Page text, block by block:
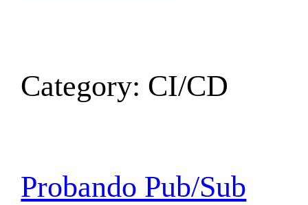
Category: CI/CD
Probando Pub/Sub